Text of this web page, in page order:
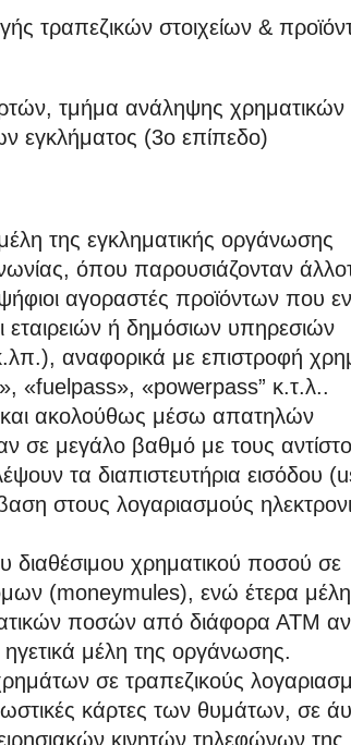
τραπεζικών στοιχείων &
τμήμα ανάληψης
εγκλήματος (3ο επίπεδο)
της εγκληματικής οργάνωσης
όπου παρουσιάζονταν
αγοραστές προϊόντων που
εταιρειών ή δημόσιων υπηρεσιών
αναφορικά με επιστροφή
«fuelpass», «powerpass” κ.τ.λ..
και ακολούθως μέσω απατηλών
μεγάλο βαθμό με τους
τα διαπιστευτήρια εισόδου
στους λογαριασμούς
διαθέσιμου χρηματικού ποσού σε
(moneymules), ενώ έτερα μέλη
ποσών από διάφορα ΑΤΜ
ηγετικά μέλη της οργάνωσης.
σε τραπεζικούς
κάρτες των θυμάτων, σε
κινητών τηλεφώνων της